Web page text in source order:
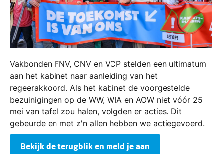
Vakbonden FNV, CNV en VCP stelden een ultimatum
aan het kabinet naar aanleiding van het
regeerakkoord. Als het kabinet de voorgestelde
bezuinigingen op de WW, WIA en AOW niet vóór 25
mei van tafel zou halen, volgden er acties. Dit
gebeurde en met z'n allen hebben we actiegevoerd.
Bekijk de terugblik en meld je aan